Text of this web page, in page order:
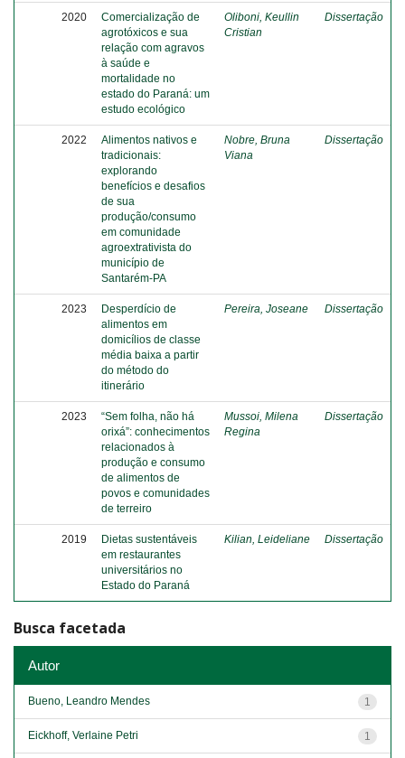
2020
Comercialização de
agrotóxicos e sua
relação com agravos
à saúde e
mortalidade no
estado do Paraná: um
estudo ecológico
Oliboni, Keullin
Cristian
Dissertação
2022
Alimentos nativos e
tradicionais:
explorando
benefícios e desafios
de sua
produção/consumo
em comunidade
agroextrativista do
município de
Santarém-PA
Nobre, Bruna
Viana
Dissertação
2023
Desperdício de
alimentos em
domicílios de classe
média baixa a partir
do método do
itinerário
Pereira, Joseane Dissertação
2023
“Sem folha, não há
orixá”: conhecimentos
relacionados à
produção e consumo
de alimentos de
povos e comunidades
de terreiro
Mussoi, Milena
Regina
Dissertação
2019
Dietas sustentáveis
em restaurantes
universitários no
Estado do Paraná
Kilian, Leideliane Dissertação
Busca facetada
Autor
1
Bueno, Leandro Mendes
1
Eickhoff, Verlaine Petri